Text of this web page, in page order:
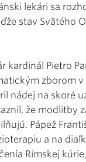
lekári sa
stav Svätého
kardinál Pietro
zborom v
nádej na skoré
že modlitby
Pápež
a na
Rímskej